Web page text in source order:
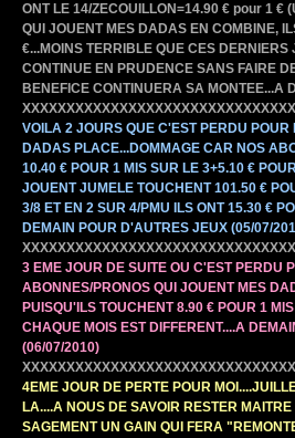
ONT LE 14/ZECOUILLON=14.90 € pour 1 €
QUI JOUENT MES DADAS EN COMBINE,
€...MOINS TERRIBLE QUE CES DERNIERS
CONTINUE EN PRUDENCE SANS FAIRE
BENEFICE CONTINUERA SA MONTEE...A
VOILA 2 JOURS QUE C'EST PERDU POUR
DADAS PLACE...DOMMAGE CAR NOS
10.40 € POUR 1 MIS SUR LE 3+5.10 €
JOUENT JUMELE TOUCHENT 101.50 €
3/8 ET EN 2 SUR 4/PMU ILS ONT 15.30 €
DEMAIN POUR D'AUTRES JEUX (05/07/
3 EME JOUR DE SUITE OU C'EST PERDU
ABONNES/PRONOS QUI JOUENT MES
PUISQU'ILS TOUCHENT 8.90 € POUR 1
CHAQUE MOIS EST DIFFERENT....A
(06/07/2010)
4EME JOUR DE PERTE POUR
LA....A NOUS DE SAVOIR RESTER
SAGEMENT UN GAIN QUI FERA